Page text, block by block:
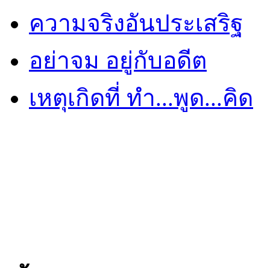
ความจริงอันประเสริฐ
อย่าจม อยู่กับอดีต
เหตุเกิดที่ ทำ...พูด...คิด